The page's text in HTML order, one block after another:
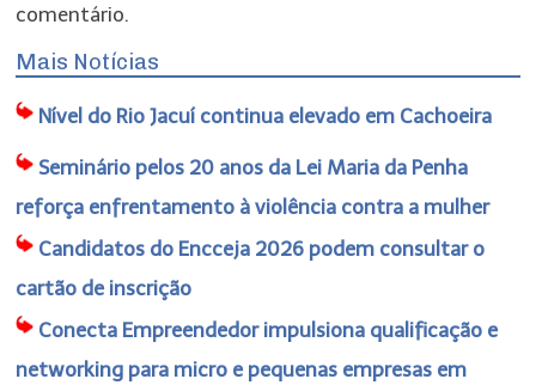
comentário.
Mais Notícias
Nível do Rio Jacuí continua elevado em Cachoeira
Seminário pelos 20 anos da Lei Maria da Penha
reforça enfrentamento à violência contra a mulher
Candidatos do Encceja 2026 podem consultar o
cartão de inscrição
Conecta Empreendedor impulsiona qualificação e
networking para micro e pequenas empresas em